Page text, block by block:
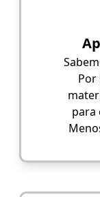
Por
para